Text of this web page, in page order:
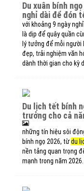
du xuân bính ngọ 2026: khách việt tận hưởng kỳ
nghỉ dài để đón
với khoảng 9 ngày
là dịp để quây quần
lý tưởng để mỗi
đẹp, trải nghiệm văn
dành thời gian cho kỳ
du lịch tết bính ngọ 2026 khởi sắc, mở đà tăng
trưởng cho cả
những tín hiệu sôi
bính ngọ 2026, từdu
nền tảng quan trọng
mạnh trong năm 2026.